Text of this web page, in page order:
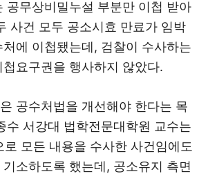
공무상비밀누설 부분만 이첩 받아
사건 모두 공소시효 만료가 임박
에 이첩됐는데, 검찰이 수사하는
요구권을 행사하지 않았다.
공수처법을 개선해야 한다는 목
수 서강대 법학전문대학원 교수는
모든 내용을 수사한 사건임에도
소하도록 했는데, 공소유지 측면